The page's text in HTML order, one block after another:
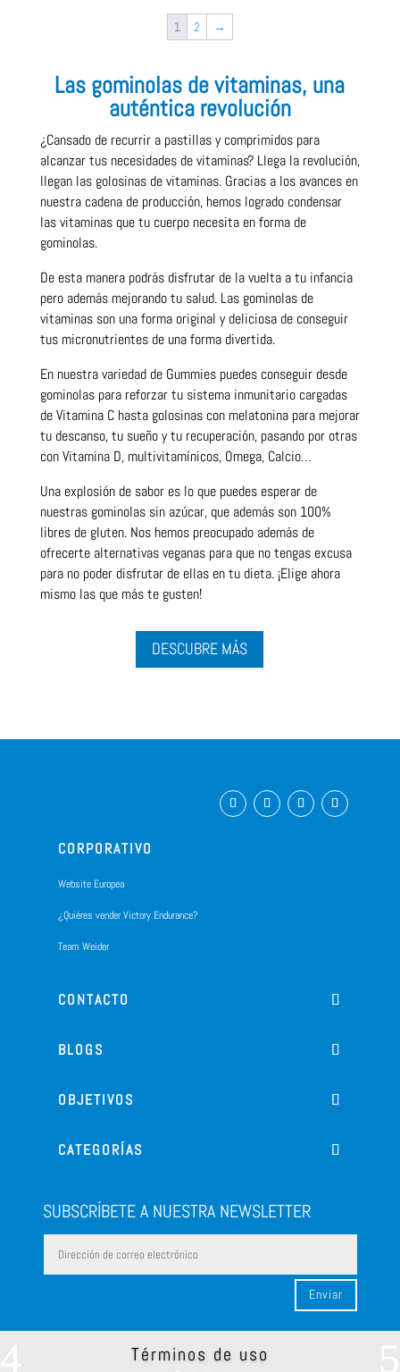
1 2 →
Las gominolas de vitaminas, una
auténtica revolución
¿Cansado de recurrir a pastillas y comprimidos para
alcanzar tus necesidades de vitaminas? Llega la revolución,
llegan las golosinas de vitaminas. Gracias a los avances en
nuestra cadena de producción, hemos logrado condensar
las vitaminas que tu cuerpo necesita en forma de
gominolas.
De esta manera podrás disfrutar de la vuelta a tu infancia
pero además mejorando tu salud. Las gominolas de
vitaminas son una forma original y deliciosa de conseguir
tus micronutrientes de una forma divertida.
En nuestra variedad de Gummies puedes conseguir desde
gominolas para reforzar tu sistema inmunitario cargadas
de Vitamina C hasta golosinas con melatonina para mejorar
tu descanso, tu sueño y tu recuperación, pasando por otras
con Vitamina D, multivitamínicos, Omega, Calcio…
Una explosión de sabor es lo que puedes esperar de
nuestras gominolas sin azúcar, que además son 100%
libres de gluten. Nos hemos preocupado además de
ofrecerte alternativas veganas para que no tengas excusa
para no poder disfrutar de ellas en tu dieta. ¡Elige ahora
mismo las que más te gusten!
DESCUBRE MÁS
CORPORATIVO
Website Europea
¿Quiéres vender Victory Endurance?
Team Weider
CONTACTO
BLOGS
OBJETIVOS
CATEGORÍAS
SUBSCRÍBETE A NUESTRA NEWSLETTER
Enviar
Términos de uso